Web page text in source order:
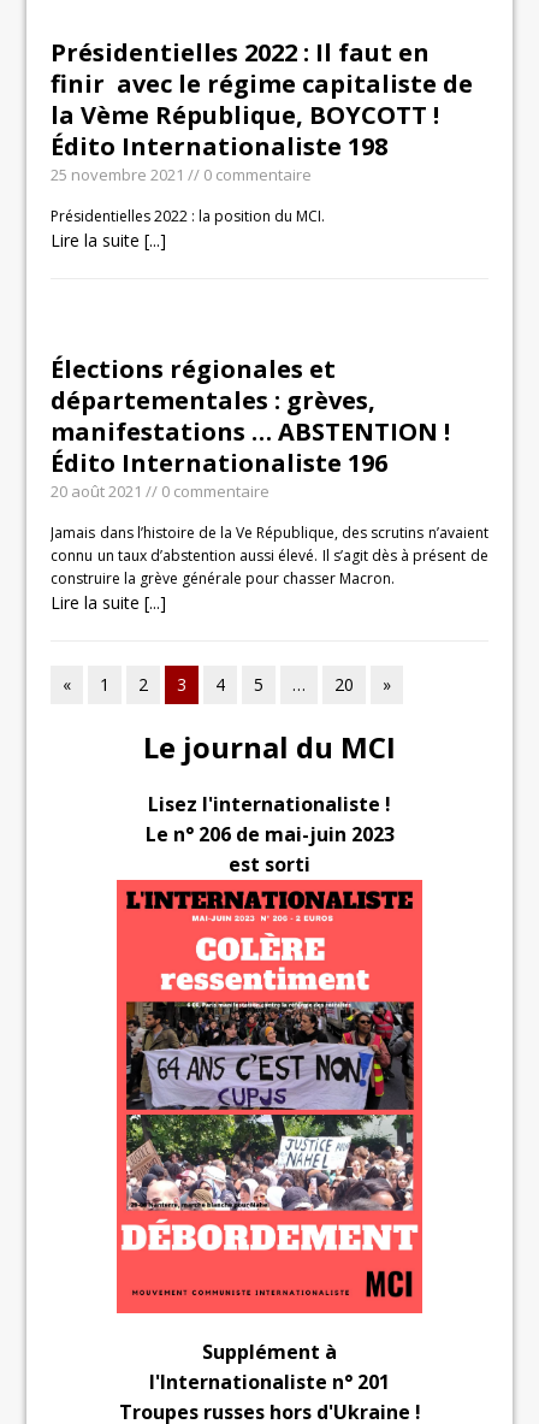
Présidentielles 2022 : Il faut en
finir avec le régime capitaliste de
la Vème République, BOYCOTT !
Édito Internationaliste 198
25 novembre 2021 // 0 commentaire
Présidentielles 2022 : la position du MCI.
Lire la suite [...]
Élections régionales et
départementales : grèves,
manifestations … ABSTENTION !
Édito Internationaliste 196
20 août 2021 // 0 commentaire
Jamais dans l’histoire de la Ve République, des scrutins n’avaient
connu un taux d’abstention aussi élevé. Il s’agit dès à présent de
construire la grève générale pour chasser Macron.
Lire la suite [...]
« 1 2 3 4 5 … 20 »
Le journal du MCI
Lisez l'internationaliste !
Le n° 206 de mai-juin 2023
est sorti
Supplément à
l'Internationaliste n° 201
Troupes russes hors d'Ukraine !